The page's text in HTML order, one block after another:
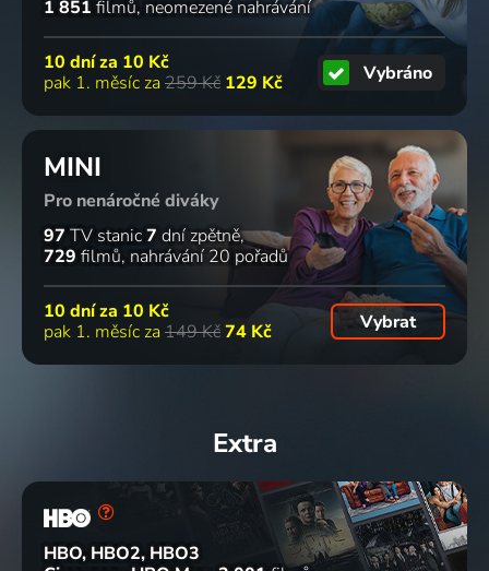
1 851 filmů neomezené nahrávání
10 dní za 10 Kč
pak 1. měsíc za 259 Kč 129 Kč Vybráno
MINI
Pro nenáročné diváky
97 TV stanic7 dní zpětně
729 filmů nahrávání 20 pořadů
10 dní za 10 Kč
pak 1. měsíc za 149 Kč74 Kč Vybrat
Extra
HBO, HBO2, HBO3